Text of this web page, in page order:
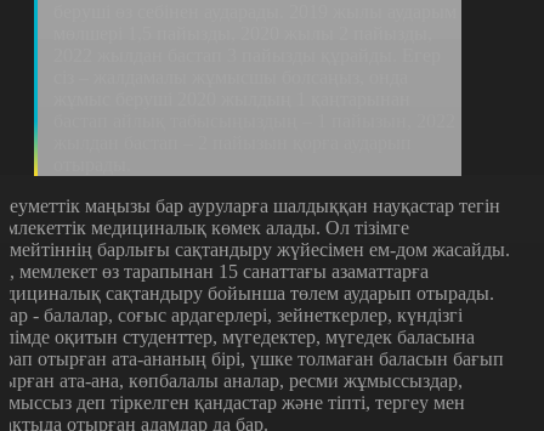
маңызы бар ауруларға шалдыққан науқастар тегін
медициналық көмек алады. Ол тізімге
барлығы сақтандыру жүйесімен ем-дом жасайды.
мемлекет өз тарапынан 15 санаттағы азаматтарға
сақтандыру бойынша төлем аударып отырады.
- балалар, соғыс ардагерлері, зейнеткерлер, күндізгі
оқитын студенттер, мүгедектер, мүгедек баласына
отырған ата-ананың бірі, үшке толмаған баласын бағып
ата-ана, көпбалалы аналар, ресми жұмыссыздар,
деп тіркелген қандастар және тіпті, тергеу мен
отырған адамдар да бар.